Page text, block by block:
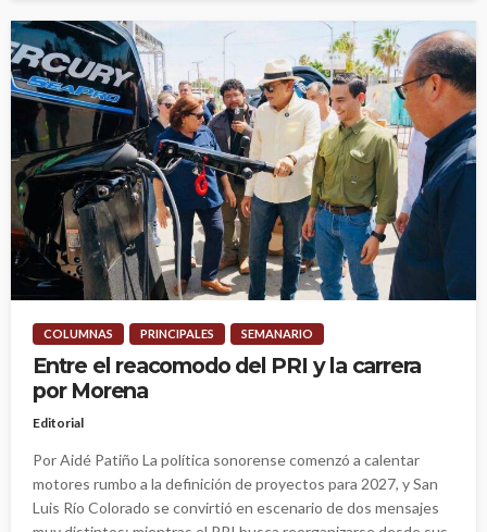
COLUMNAS PRINCIPALES SEMANARIO
Entre el reacomodo del PRI y la carrera
por Morena
Editorial
Por Aidé Patiño La política sonorense comenzó a calentar
motores rumbo a la definición de proyectos para 2027, y San
Luis Río Colorado se convirtió en escenario de dos mensajes